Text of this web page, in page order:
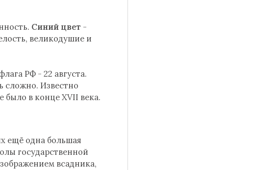
Синий цвет -
великодушие и
РФ - 22 августа.
сложно. Известно
было в конце XVII века.
ещё одна большая
государственной
всадника,